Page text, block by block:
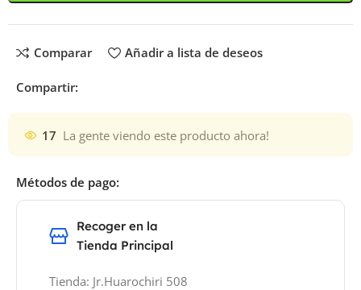
Comparar Añadir a lista de deseos
Compartir:
17 La gente viendo este producto ahora!
Métodos de pago:
Recoger en la
Tienda Principal
Tienda: Jr.Huarochiri 508